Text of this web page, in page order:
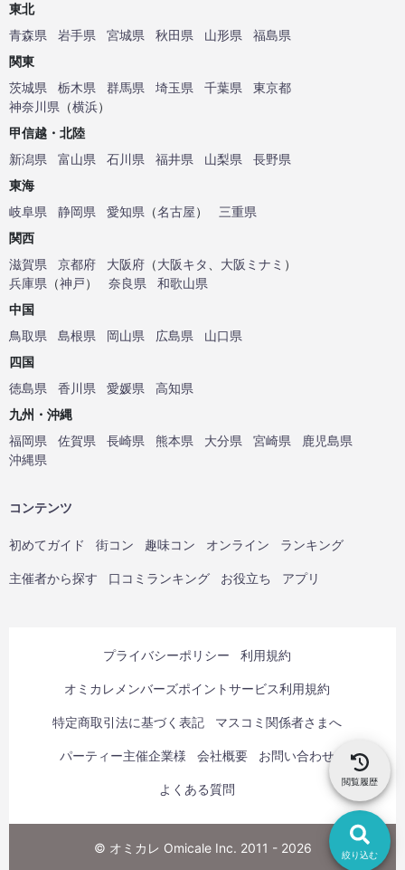
絞り込む
閲覧履歴
東北
青森県
岩手県 宮城県 秋田県 山形県
福島県
関東
茨城県
栃木県 群馬県 埼玉県 千葉県
東京都
神奈川県 （横浜）
甲信越・北陸
新潟県
富山県 石川県 福井県 山梨県
長野県
東海
岐阜県
静岡県 愛知県 （名古屋）
三重県
関西
滋賀県
京都府 大阪府 （大阪キタ、 大阪ミナミ ）
兵庫県 （神戸） 奈良県
和歌山県
中国
鳥取県
島根県 岡山県 広島県
山口県
四国
徳島県
香川県 愛媛県
高知県
九州・沖縄
福岡県
佐賀県 長崎県 熊本県 大分県 宮崎県
鹿児島県
沖縄県
コンテンツ
初めてガイド 街コン 趣味コン オンライン ランキング
主催者から探す 口コミランキング お役立ち アプリ
プライバシーポリシー 利用規約
オミカレメンバーズポイントサービス利用規約
特定商取引法に基づく表記 マスコミ関係者さまへ
パーティー主催企業様 会社概要 お問い合わせ
よくある質問
© オミカレ Omicale Inc. 2011 - 2026